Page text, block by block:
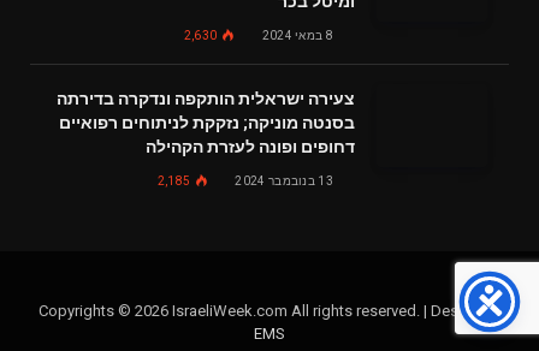
8 במאי 2024 2,630
צעירה ישראלית הותקפה ונדקרה בדירתה
בסנטה מוניקה; נזקקת לניתוחים רפואיים
דחופים ופונה לעזרת הקהילה
13 בנובמבר 2024 2,185
Copyrights © 2026 IsraeliWeek.com All rights reserved. | Design by
EMS